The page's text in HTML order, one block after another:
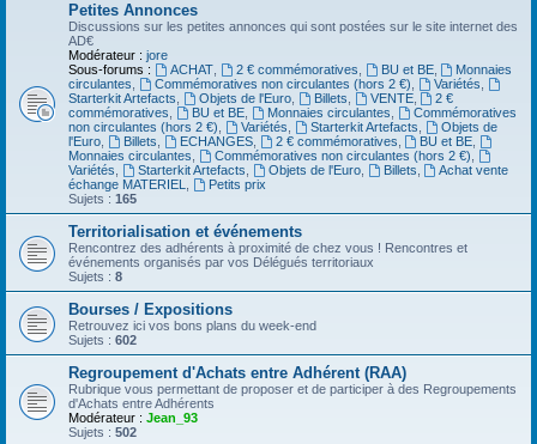
Petites Annonces
Discussions sur les petites annonces qui sont postées sur le site internet des
AD€
Modérateur : jore
Sous-forums :
ACHAT, 2 € commémoratives BU et BE,
Monnaies
circulantes
Commémoratives non circulantes (hors 2 €) Variétés
Starterkit Artefacts
Objets de l'Euro, Billets VENTE,
2 €
commémoratives
BU et BE, Monnaies circulantes
Commémoratives
non circulantes (hors 2 €)
Variétés Starterkit Artefacts
Objets de
l'Euro
Billets ECHANGES, 2 € commémoratives BU et BE
Monnaies circulantes
Commémoratives non circulantes (hors 2 €)
Variétés
Starterkit Artefacts Objets de l'Euro, Billets
Achat vente
échange MATERIEL
Petits prix
Sujets : 165
Territorialisation et événements
Rencontrez des adhérents à proximité de chez vous ! Rencontres et
événements organisés par vos Délégués territoriaux
Sujets : 8
Bourses / Expositions
Retrouvez ici vos bons plans du week-end
Sujets : 602
Regroupement d'Achats entre Adhérent (RAA)
Rubrique vous permettant de proposer et de participer à des Regroupements
d'Achats entre Adhérents
Modérateur : Jean_93
Sujets : 502